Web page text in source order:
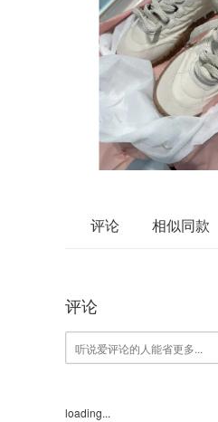
评论 相似同款
评论
loading...